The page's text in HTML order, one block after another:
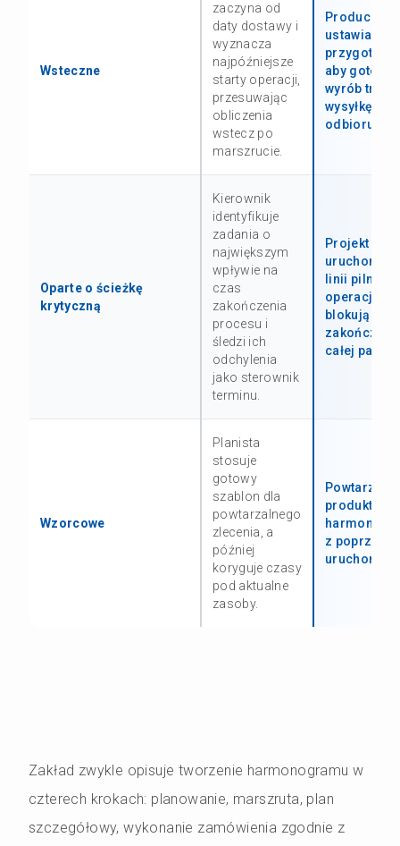
Wsteczne
zaczyna od
daty dostawy i
wyznacza
najpóźniejsze
starty operacji,
przesuwając
obliczenia
wstecz po
marszrucie.
Producent
ustawia
aby gotowy
wyrób trafił
wysyłkę w
odbioru.
Oparte o ścieżkę
krytyczną
Kierownik
identyfikuje
zadania o
największym
wpływie na
czas
zakończenia
procesu i
śledzi ich
odchylenia
jako sterownik
terminu.
Projekt
linii pilnuje
operacji,
blokują
całej partii.
Wzorcowe
Planista
stosuje
gotowy
szablon dla
powtarzalnego
zlecenia, a
później
koryguje czasy
pod aktualne
zasoby.
Powtarzalny
produkt
z
Zakład zwykle opisuje tworzenie harmonogramu w
czterech krokach: planowanie, marszruta, plan
szczegółowy, wykonanie zamówienia zgodnie z